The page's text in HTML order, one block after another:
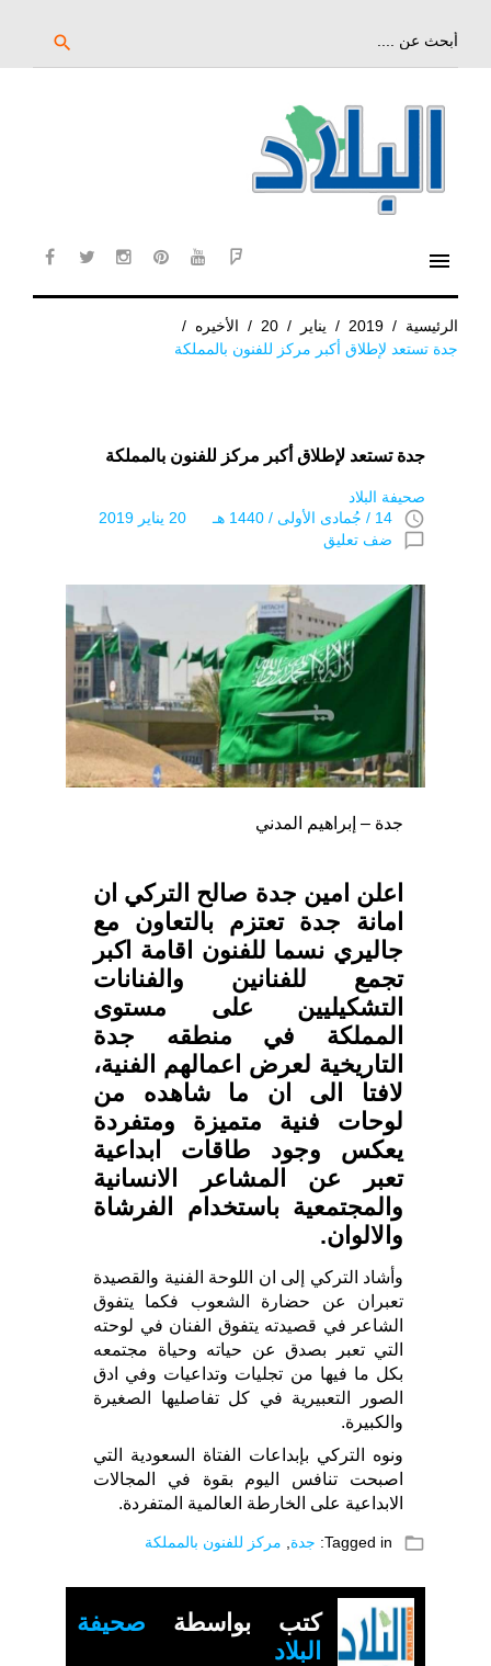
search
menu
الرئيسية /
2019
/ يناير /
20
/ الأخيره /
جدة تستعد لإطلاق أكبر مركز للفنون بالمملكة
جدة تستعد لإطلاق أكبر مركز للفنون بالمملكة
صحيفة البلاد
access_time 14 / جُمادى اﻷولى / 1440 هـ 20 يناير 2019
chat_bubble_outline ضف تعليق
جدة – إبراهيم المدني
اعلن امين جدة صالح التركي ان
امانة جدة تعتزم بالتعاون مع
جاليري نسما للفنون اقامة اكبر
تجمع للفنانين والفنانات
التشكيليين على مستوى
المملكة في منطقه جدة
التاريخية لعرض اعمالهم الفنية،
لافتا الى ان ما شاهده من
لوحات فنية متميزة ومتفردة
يعكس وجود طاقات ابداعية
تعبر عن المشاعر الانسانية
والمجتمعية باستخدام الفرشاة
والالوان.
وأشاد التركي إلى ان اللوحة الفنية والقصيدة
تعبران عن حضارة الشعوب فكما يتفوق
الشاعر في قصيدته يتفوق الفنان في لوحته
التي تعبر بصدق عن حياته وحياة مجتمعه
بكل ما فيها من تجليات وتداعيات وفي ادق
الصور التعبيرية في كل تفاصليها الصغيرة
والكبيرة.
ونوه التركي بإبداعات الفتاة السعودية التي
اصبحت تنافس اليوم بقوة في المجالات
الابداعية على الخارطة العالمية المتفردة.
folder_open
Tagged in: جدة مركز للفنون بالمملكة
كتب بواسطة صحيفة
البلاد